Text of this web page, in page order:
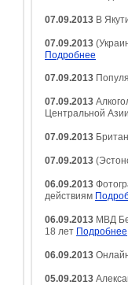
07.09.2013 В
07.09.2013
Подробнее
07.09.2013
07.09.2013
Центральной
07.09.2013
07.09.2013
06.09.2013
действиям
06.09.2013 МВД
18 лет Подробнее
06.09.2013
05.09.2013